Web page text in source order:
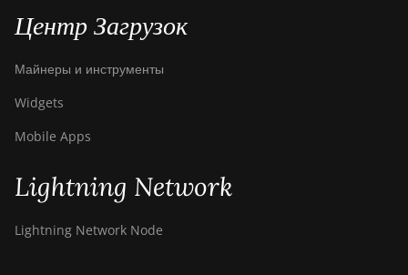
Центр Загрузок
Майнеры и инструменты
Widgets
Mobile Apps
Lightning Network
Lightning Network Node